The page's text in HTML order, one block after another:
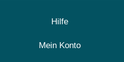
Hilfe
Mein Konto